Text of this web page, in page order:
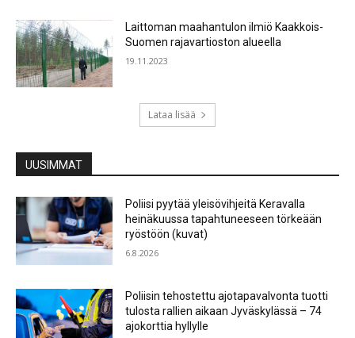
Laittoman maahantulon ilmiö Kaakkois-
Suomen rajavartioston alueella
19.11.2023
Lataa lisää
UUSIMMAT
Poliisi pyytää yleisövihjeitä Keravalla
heinäkuussa tapahtuneeseen törkeään
ryöstöön (kuvat)
6.8.2026
Poliisin tehostettu ajotapavalvonta tuotti
tulosta rallien aikaan Jyväskylässä – 74
ajokorttia hyllylle